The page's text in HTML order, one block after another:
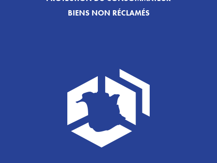
BIENS NON RÉCLAMÉS